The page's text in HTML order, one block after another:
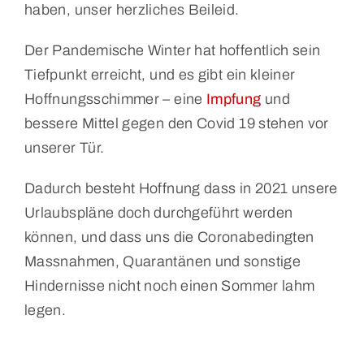
haben, unser herzliches Beileid.
Der Pandemische Winter hat hoffentlich sein
Tiefpunkt erreicht, und es gibt ein kleiner
Hoffnungsschimmer – eine Impfung und
bessere Mittel gegen den Covid 19 stehen vor
unserer Tür.
Dadurch besteht Hoffnung dass in 2021 unsere
Urlaubspläne doch durchgeführt werden
können, und dass uns die Coronabedingten
Massnahmen, Quarantänen und sonstige
Hindernisse nicht noch einen Sommer lahm
legen.